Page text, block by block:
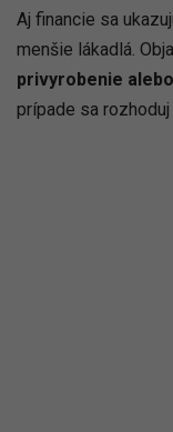
Aj financie sa
menšie lákadlá.
privyrobenie
prípade sa